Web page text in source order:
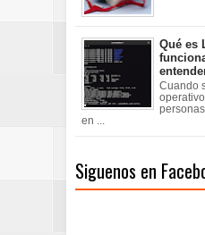
Qué es
Cuando
en ...
Siguenos en